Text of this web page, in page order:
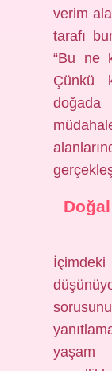
verim
tarafı
“Bu ne
Çünkü
yaşam